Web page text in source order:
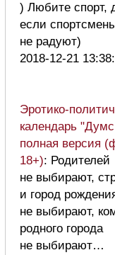
) Любите спорт,
если
не радуют)
2018-12-21
Эротико-
календарь
полная версия
18+): Родителей
не выбирают,
и город
не выбирают,
родного города
не выбирают…